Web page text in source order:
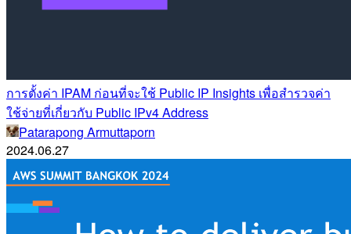
การตั้งค่า IPAM ก่อนที่จะใช้ Public IP Insights เพื่อสำรวจค่า
ใช้จ่ายที่เกี่ยวกับ Public IPv4 Address
Patarapong Armuttaporn
2024.06.27